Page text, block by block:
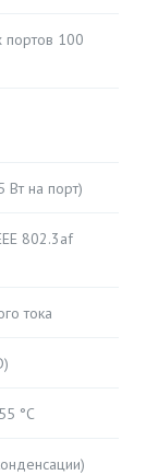
портов 100
Вт на порт)
802.3af
тока
°C